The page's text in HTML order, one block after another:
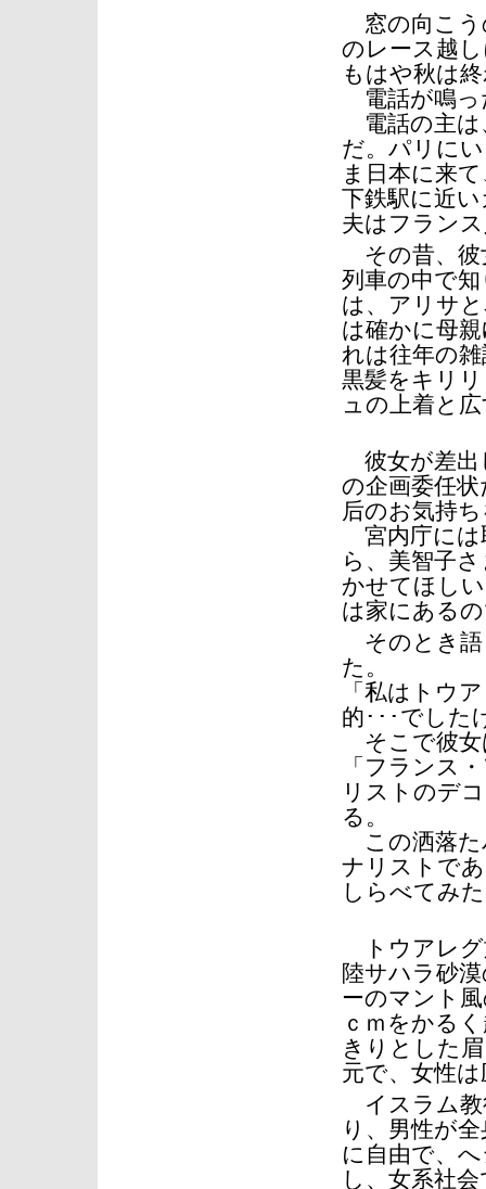
窓の向こう
のレース越
もはや秋は
電話が鳴っ
電話の主は
だ。パリに
ま日本に来
下鉄駅に近
夫はフラン
その昔、彼
列車の中で
は、アリサ
は確かに母
れは往年の
黒髪をキリ
ュの上着と
彼女が差出
の企画委任
后のお気持
宮内庁には
ら、美智子
かせてほし
は家にある
そのとき語
た。
「私はトウ
的･･･でした
そこで彼女
「フランス
リストのデ
る。
この洒落た
ナリストで
しらべてみ
トウアレグ
陸サハラ砂
ーのマント
ｃｍをかる
きりとした
元で、女性
イスラム教
り、男性が
に自由で、
し、女系社